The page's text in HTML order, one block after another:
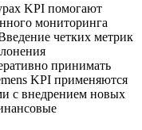
KPI помогают
мониторинга
четких метрик
принимать
KPI применяются
с внедрением новых